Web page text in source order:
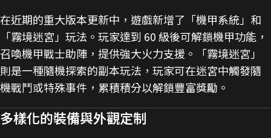
在近期的重大版本更新中，遊戲新增了「機甲系統」和
「霧境迷宮」玩法。玩家達到 60 級後可解鎖機甲功能，
召喚機甲戰士助陣，提供強大火力支援。「霧境迷宮」
則是一種隨機探索的副本玩法，玩家可在迷宮中觸發隨
機戰鬥或特殊事件，累積積分以解鎖豐富獎勵。
多樣化的裝備與外觀定制